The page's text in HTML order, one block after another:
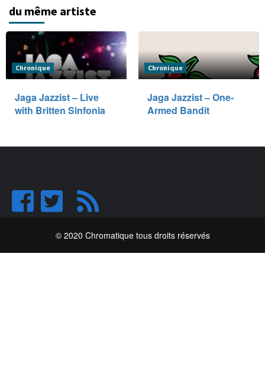
du même artiste
Chronique
Jaga Jazzist – Live
with Britten Sinfonia
Chronique
Jaga Jazzist – One-
Armed Bandit
© 2020 Chromatique tous droits réservés